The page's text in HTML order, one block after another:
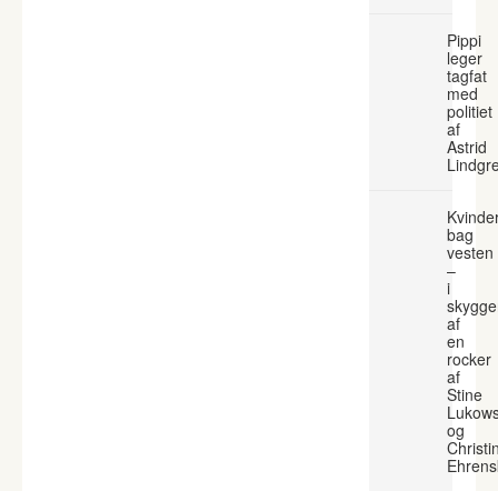
Pippi
leger
tagfat
med
politiet
af
Astrid
bag
vesten
–
i
af
en
rocker
af
Stine
og